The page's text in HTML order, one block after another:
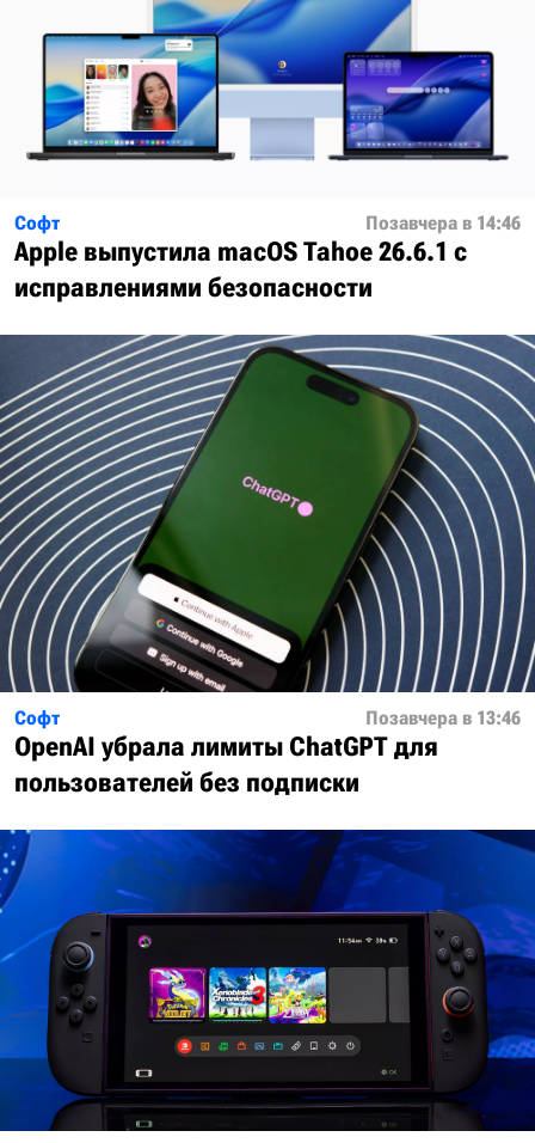
Софт Позавчера в 14:46
Apple выпустила macOS Tahoe 26.6.1 с
исправлениями безопасности
Софт Позавчера в 13:46
OpenAI убрала лимиты ChatGPT для
пользователей без подписки